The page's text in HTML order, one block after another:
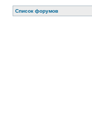
Список форумов